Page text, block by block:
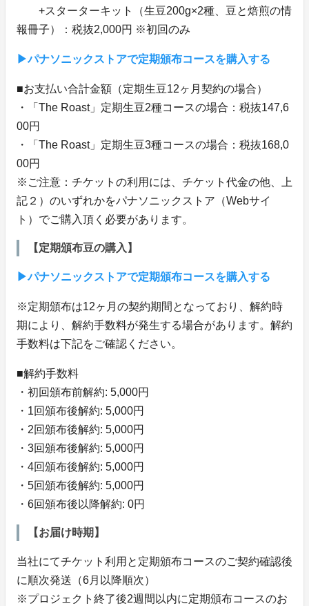
+スターターキット（生豆200g×2種、豆と焙煎の情
報冊子）：税抜2,000円 ※初回のみ
▶パナソニックストアで定期頒布コースを購入する
■お支払い合計金額（定期生豆12ヶ月契約の場合）
・「The Roast」定期生豆2種コースの場合：税抜147,6
00円
・「The Roast」定期生豆3種コースの場合：税抜168,0
00円
※ご注意：チケットの利用には、チケット代金の他、上
記２）のいずれかをパナソニックストア（Webサイ
ト）でご購入頂く必要があります。
【定期頒布豆の購入】
▶パナソニックストアで定期頒布コースを購入する
※定期頒布は12ヶ月の契約期間となっており、解約時
期により、解約手数料が発生する場合があります。解約
手数料は下記をご確認ください。
■解約手数料
・初回頒布前解約: 5,000円
・1回頒布後解約: 5,000円
・2回頒布後解約: 5,000円
・3回頒布後解約: 5,000円
・4回頒布後解約: 5,000円
・5回頒布後解約: 5,000円
・6回頒布後以降解約: 0円
【お届け時期】
当社にてチケット利用と定期頒布コースのご契約確認後
に順次発送（6月以降順次）
※プロジェクト終了後2週間以内に定期頒布コースのお